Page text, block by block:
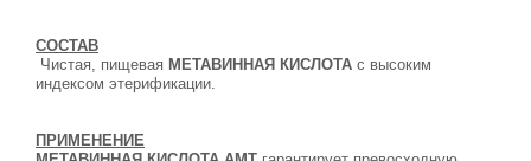
СОСТАВ
Чистая, пищевая МЕТАВИННАЯ КИСЛОТА с высоким
индексом этерификации.
ПРИМЕНЕНИЕ